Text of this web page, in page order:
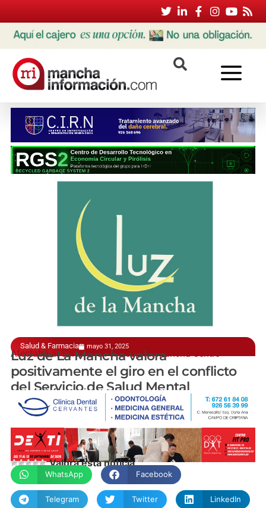
Salud & Farmacia mayo 31, 2025
Afectaba al Servicio en el Hospital Mancha Centro
Luz de La Mancha valora
positivamente el giro en el conflicto
del Servicio de Salud Mental
manchainformacion.com
Valora esta noticia
WhatsApp Facebook
Telegram Twitter LinkedIn